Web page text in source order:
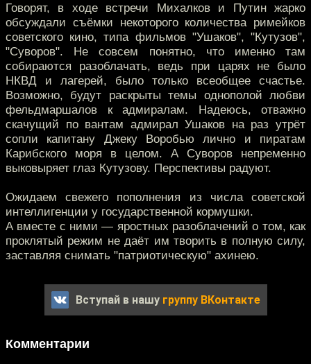
Говорят, в ходе встречи Михалков и Путин жарко
обсуждали съёмки некоторого количества римейков
советского кино, типа фильмов "Ушаков", "Кутузов",
"Суворов". Не совсем понятно, что именно там
собираются разоблачать, ведь при царях не было
НКВД и лагерей, было только всеобщее счастье.
Возможно, будут раскрыты темы однополой любви
фельдмаршалов к адмиралам. Надеюсь, отважно
скачущий по вантам адмирал Ушаков на раз утрёт
сопли капитану Джеку Воробью лично и пиратам
Карибского моря в целом. А Суворов непременно
выковыряет глаз Кутузову. Перспективы радуют.
Ожидаем свежего пополнения из числа советской
интеллигенции у государственной кормушки.
А вместе с ними — яростных разоблачений о том, как
проклятый режим не даёт им творить в полную силу,
заставляя снимать "патриотическую" ахинею.
Вступай в нашу группу ВКонтакте
Комментарии